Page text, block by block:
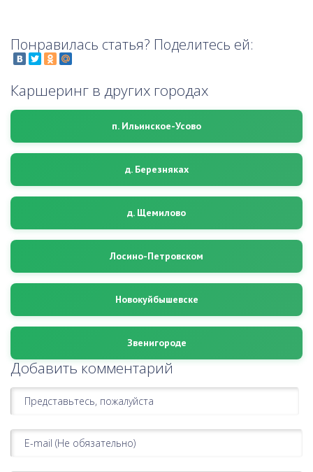
Понравилась статья? Поделитесь ей:
Каршеринг в других городах
п. Ильинское-Усово
д. Березняках
д. Щемилово
Лосино-Петровском
Новокуйбышевске
Звенигороде
Добавить комментарий